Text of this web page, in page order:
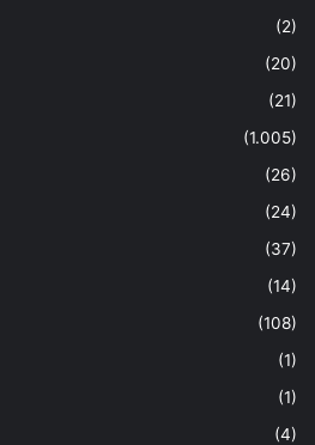
(2)
(20)
(21)
(1.005)
(26)
(24)
(37)
(14)
(108)
(1)
(1)
(4)